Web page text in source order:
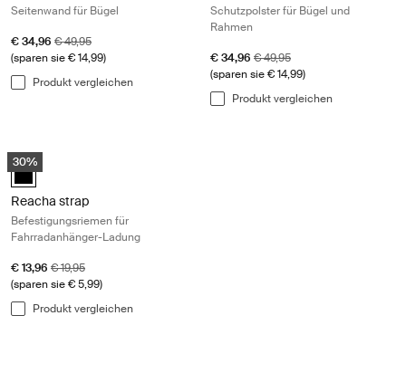
Seitenwand für Bügel
Aktionspreis
€ 34,96 Originalpreis
€ 49,95
(sparen sie € 14,99)
Produkt vergleichen
Schutzpolster für Bügel und
Rahmen
Aktionspreis
€ 34,96 Originalpreis
€ 49,95
(sparen sie € 14,99)
Produkt vergleichen
Reacha strap Befestigungsriemen für Fahrradanhänger-Ladung Black
30%
Reacha strap Schwarz (selected)
Reacha strap
Befestigungsriemen für
Fahrradanhänger-Ladung
Aktionspreis
€ 13,96 Originalpreis
€ 19,95
(sparen sie € 5,99)
Produkt vergleichen